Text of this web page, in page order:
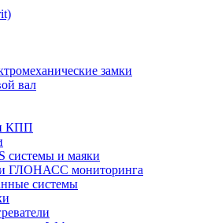
замки
вал
КПП
системы и маяки
ГЛОНАСС мониторинга
системы